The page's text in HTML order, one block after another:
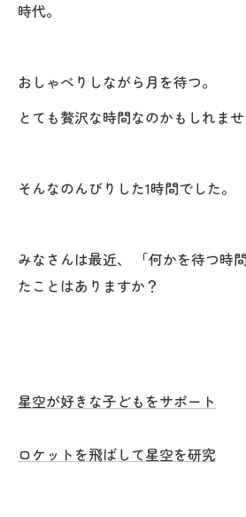
時代。
おしゃべりしながら月を待つ。
とても贅沢な時間なのかもしれませ
そんなのんびりした1時間でした。
みなさんは最近、 「何かを待つ時
たことはありますか？
星空が好きな子どもをサポート
ロケットを飛ばして星空を研究